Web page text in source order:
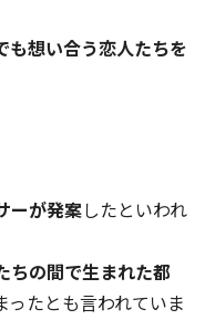
も想い合う恋人たちを
ーが発案したといわれ
ちの間で生まれた都
ったとも言われていま